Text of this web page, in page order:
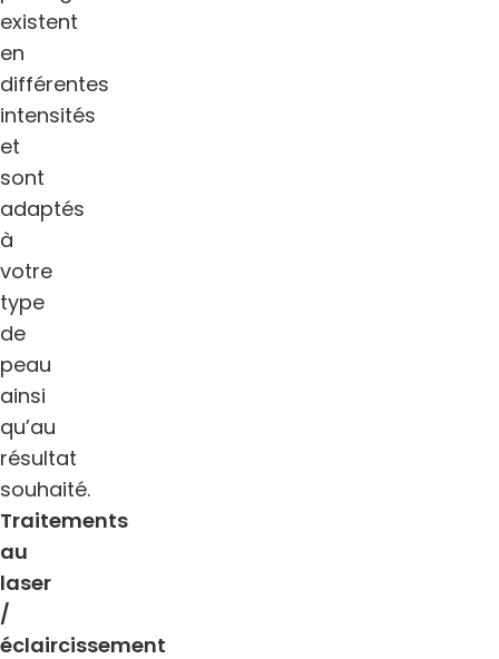
existent
en
différentes
intensités
et
sont
adaptés
à
votre
type
de
peau
ainsi
qu’au
résultat
souhaité.
Traitements
au
laser
/
éclaircissement